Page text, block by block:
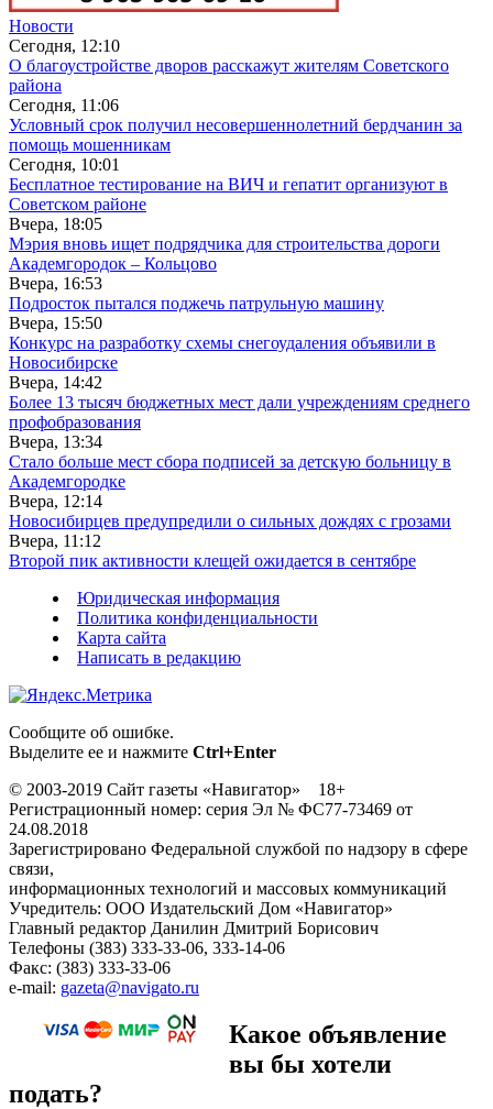
Новости
Сегодня, 12:10
О благоустройстве дворов расскажут жителям Советского
района
Сегодня, 11:06
Условный срок получил несовершеннолетний бердчанин за
помощь мошенникам
Сегодня, 10:01
Бесплатное тестирование на ВИЧ и гепатит организуют в
Советском районе
Вчера, 18:05
Мэрия вновь ищет подрядчика для строительства дороги
Академгородок – Кольцово
Вчера, 16:53
Подросток пытался поджечь патрульную машину
Вчера, 15:50
Конкурс на разработку схемы снегоудаления объявили в
Новосибирске
Вчера, 14:42
Более 13 тысяч бюджетных мест дали учреждениям среднего
профобразования
Вчера, 13:34
Стало больше мест сбора подписей за детскую больницу в
Академгородке
Вчера, 12:14
Новосибирцев предупредили о сильных дождях с грозами
Вчера, 11:12
Второй пик активности клещей ожидается в сентябре
Юридическая информация
Политика конфиденциальности
Карта сайта
Написать в редакцию
Сообщите об ошибке.
Выделите ее и нажмите Ctrl+Enter
© 2003-2019 Сайт газеты «Навигатор» 18+
Регистрационный номер: серия Эл № ФС77-73469 от
24.08.2018
Зарегистрировано Федеральной службой по надзору в сфере
связи,
информационных технологий и массовых коммуникаций
Учредитель: ООО Издательский Дом «Навигатор»
Главный редактор Данилин Дмитрий Борисович
Телефоны (383) 333-33-06, 333-14-06
Факс: (383) 333-33-06
e-mail: gazeta@navigato.ru
Какое объявление
вы бы хотели
подать?